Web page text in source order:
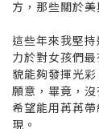
方，那些關於
這些年來我堅
力於對女孩們
貌能夠發揮光
願意，畢竟，
希望能用苒苒
現。